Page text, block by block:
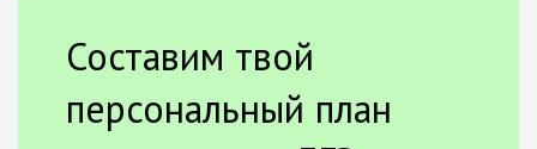
Составим твой
персональный план